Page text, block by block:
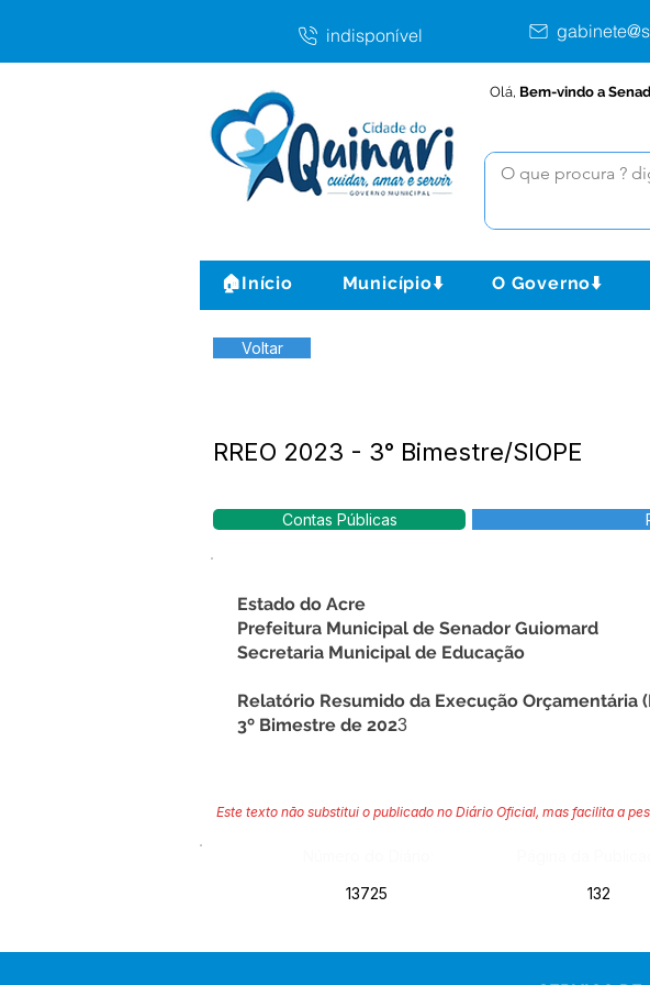
indisponível
Olá, Bem-vindo a
🏠Início Município⬇️ O Governo⬇️
Voltar
RREO 2023 - 3° Bimestre/SIOPE
Contas Públicas
Estado do Acre
Prefeitura Municipal de Senador Guiomard
Secretaria Municipal de Educação
Relatório Resumido da Execução Orçamentária
3º Bimestre de 2023
Este texto não substitui o publicado no Diário Oficial, mas facilita a
13725
132